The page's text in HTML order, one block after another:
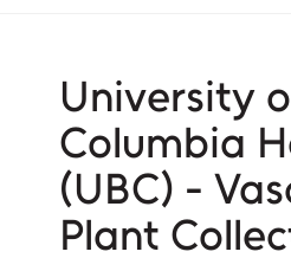
University
Columbia
(UBC) -
Plant